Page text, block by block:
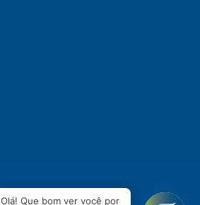
Olá! Que bom ver você por